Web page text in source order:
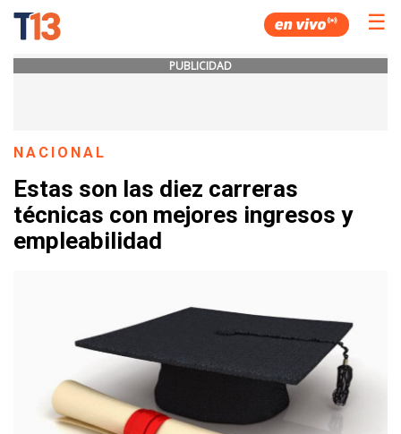
☰
PUBLICIDAD
NACIONAL
Estas son las diez carreras
técnicas con mejores ingresos y
empleabilidad